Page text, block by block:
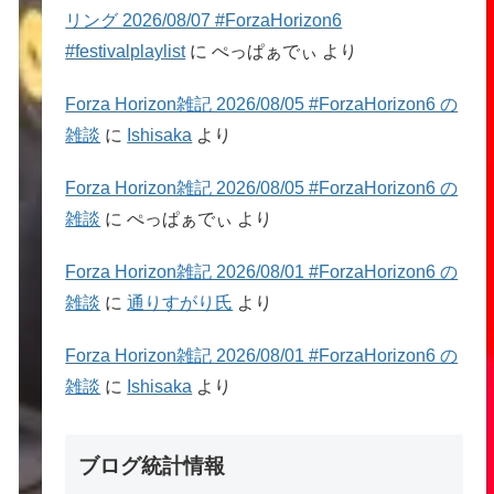
リング 2026/08/07 #ForzaHorizon6
#festivalplaylistにぺっぱぁでぃ より
Forza Horizon雑記 2026/08/05 #ForzaHorizon6 の
雑談 に Ishisaka より
Forza Horizon雑記 2026/08/05 #ForzaHorizon6 の
雑談 にぺっぱぁでぃ より
Forza Horizon雑記 2026/08/01 #ForzaHorizon6 の
雑談 に通りすがり氏 より
Forza Horizon雑記 2026/08/01 #ForzaHorizon6 の
雑談 に Ishisaka より
ブログ統計情報